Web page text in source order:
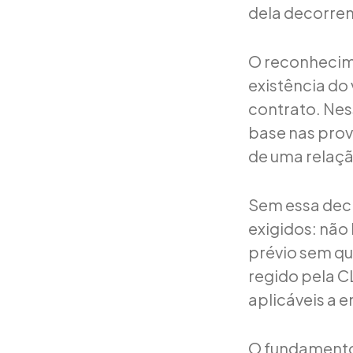
dela
O
existência
contrato.
base nas
de uma
Sem essa
exigidos: não
prévio sem
regido pela
aplicáveis a
O